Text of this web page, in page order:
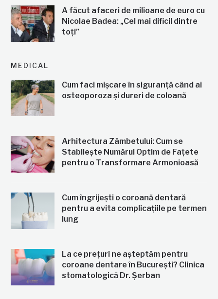
A făcut afaceri de milioane de euro cu
Nicolae Badea: „Cel mai dificil dintre
toți”
MEDICAL
Cum faci mișcare în siguranță când ai
osteoporoza și dureri de coloană
Arhitectura Zâmbetului: Cum se
Stabilește Numărul Optim de Fațete
pentru o Transformare Armonioasă
Cum îngrijești o coroană dentară
pentru a evita complicațiile pe termen
lung
La ce prețuri ne așteptăm pentru
coroane dentare în București? Clinica
stomatologică Dr. Șerban